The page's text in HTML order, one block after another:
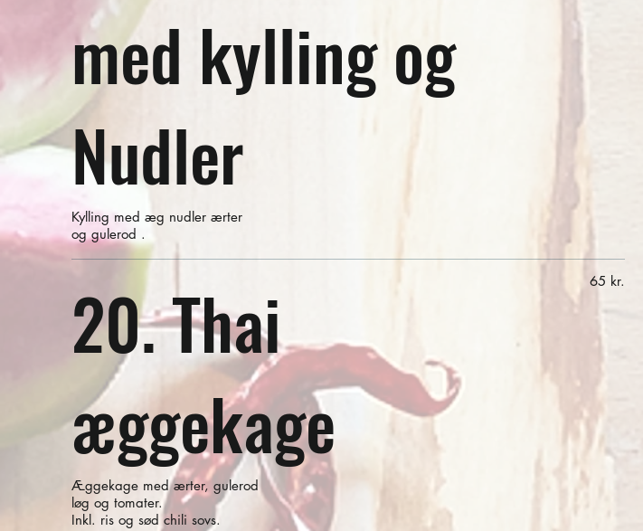
med kylling og
Nudler
Kylling med æg nudler ærter
og gulerod .
20. Thai
æggekage
Æggekage med ærter, gulerod
løg og tomater.
Inkl. ris og sød chili sovs.
65 kr.